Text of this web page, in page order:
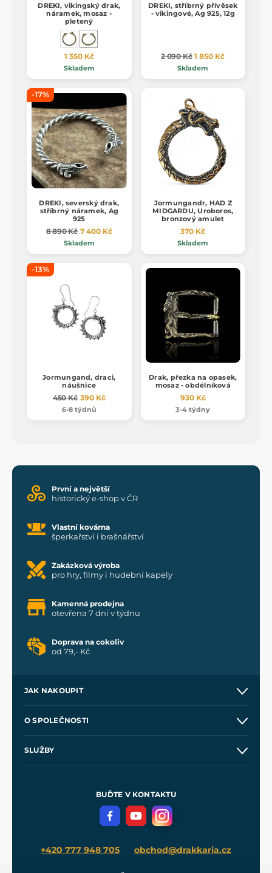
DREKI, vikingský drak,
náramek, mosaz -
pletený
1 350 Kč
Skladem
DREKI, stříbrný přívěsek
- vikingové, Ag 925, 12g
2 090 Kč 1 850 Kč
Skladem
-17%
DREKI, severský drak,
stříbrný náramek, Ag
925
8 890 Kč 7 400 Kč
Skladem
Jormungandr, HAD Z
MIDGARDU, Uroboros,
bronzový amulet
370 Kč
Skladem
-13%
Jormungand, draci,
náušnice
450 Kč 390 Kč
6-8 týdnů
Drak, přezka na opasek,
mosaz - obdélníková
930 Kč
3-4 týdny
První a největší
historický e-shop v ČR
Vlastní kovárna
šperkařství i brašnářství
Zakázková výroba
pro hry, filmy i hudební kapely
Kamenná prodejna
otevřena 7 dní v týdnu
Doprava na cokoliv
od 79,- Kč
JAK NAKOUPIT
Velkoobchod
O SPOLEČNOSTI
SLUŽBY
Meče pro Kingdom Come
BUĎTE V KONTAKTU
+420 777 948 705 obchod@drakkaria.cz